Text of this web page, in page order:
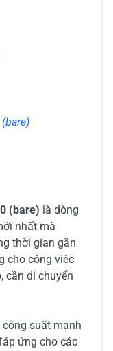
(bare) là dòng
nhất mà
thời gian gần
cho công việc
cần di chuyển
công suất mạnh
ứng cho các